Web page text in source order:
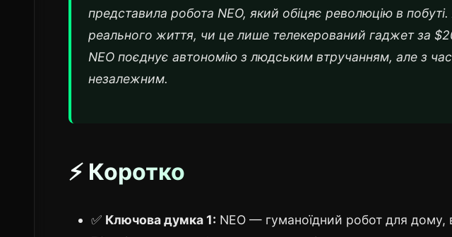
представила робота NEO, який обіцяє революцію в
реального життя, чи це лише телекерований гаджет за
NEO поєднує автономію з людським втручанням, але з
незалежним.
⚡ Коротко
✅ Ключова думка 1: NEO — гуманоїдний робот для дому,